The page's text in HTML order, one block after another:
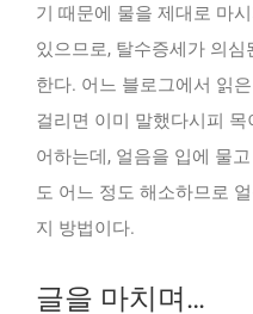
기 때문에 물을 제대로 마
있으므로, 탈수증세가 의
한다. 어느 블로그에서 읽
걸리면 이미 말했다시피
어하는데, 얼음을 입에 물
도 어느 정도 해소하므로
지 방법이다.
글을 마치며…